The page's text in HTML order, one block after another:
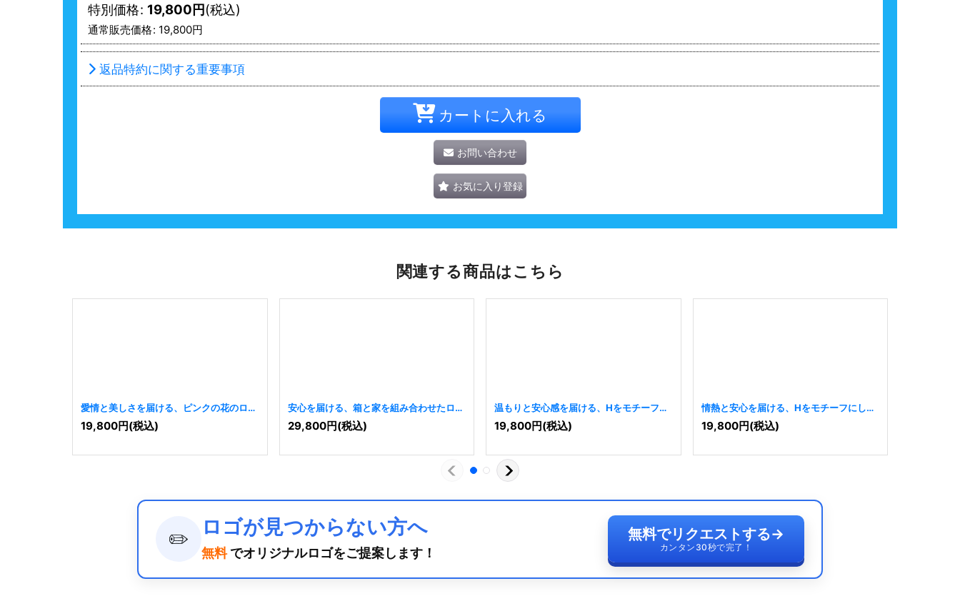
特別価格: 19,800円(税込)
通常販売価格: 19,800円
返品特約に関する重要事項
カートに入れる
お問い合わせ
お気に入り登録
関連する商品はこちら
愛情と美しさを届ける、ピンクの花のロゴ
[8512]
19,800円(税込)
安心を届ける、箱と家を組み合わせたロゴ
[8505]
29,800円(税込)
温もりと安心感を届ける、Hをモチーフに
した家のロゴ[8457
19,800円(税込)
情熱と安心を届ける、Hをモチーフにした
家のロゴ [8503]
19,800円(税込)
✏️
ロゴが見つからない方へ
無料 でオリジナルロゴをご提案します！
無料でリクエストする→
カンタン30秒で完了！